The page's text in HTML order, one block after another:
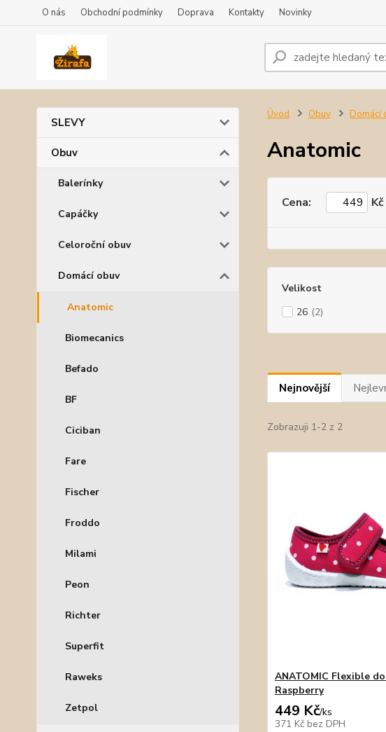
O nás Obchodní podmínky Doprava Kontakty Novinky
SLEVY
Obuv
Balerínky
Capáčky
Celoroční obuv
Domácí obuv
Anatomic
Biomecanics
Befado
BF
Ciciban
Fare
Fischer
Froddo
Milami
Peon
Richter
Superfit
Raweks
Zetpol
Úvod Obuv Domácí
Anatomic
Cena: Kč
Velikost
26 (2)
Nejnovější
Zobrazuji 1-2 z 2
ANATOMIC Flexible
Raspberry
449 Kč/ks
371 Kč bez DPH